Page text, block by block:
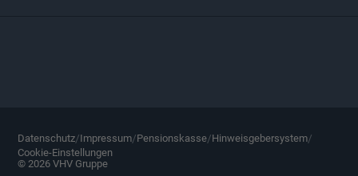
DatenschutzDatenschutz
/ImpressumImpressum
/PensionskassePensionskasse
/Hinweisgebersystem
Hinweisgebersystem
/
Cookie-Einstellungen
© 2026VHV Gruppe